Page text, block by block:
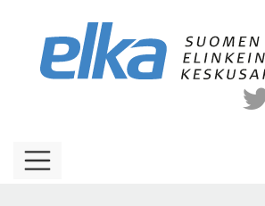
content